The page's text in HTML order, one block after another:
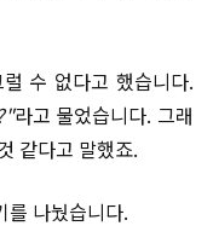
수 없다고 했습니다.
라고 물었습니다. 그래
같다고 말했죠.
를 나눴습니다.